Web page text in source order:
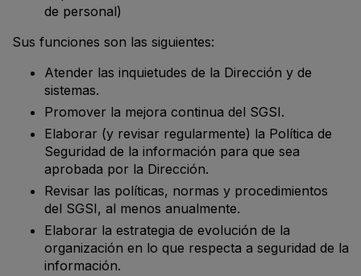
de personal)
Sus funciones son las siguientes:
Atender las inquietudes de la Dirección y de
sistemas.
Promover la mejora continua del SGSI.
Elaborar (y revisar regularmente) la Política de
Seguridad de la información para que sea
aprobada por la Dirección.
Revisar las políticas, normas y procedimientos
del SGSI, al menos anualmente.
Elaborar la estrategia de evolución de la
organización en lo que respecta a seguridad de la
información.